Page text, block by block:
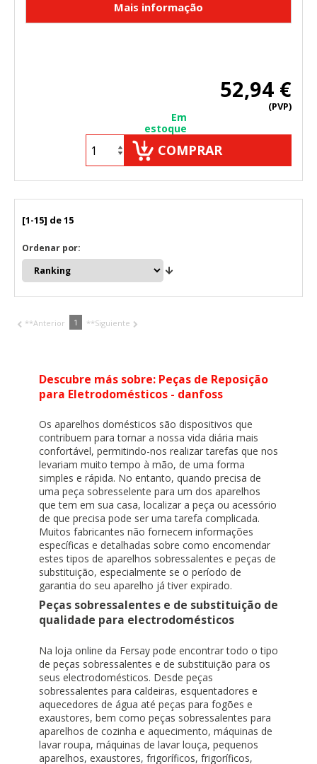
52,94 €
(PVP)
Em
estoque
COMPRAR
[1-15] de 15
Ordenar por:
**Anterior 1 **Siguiente
Descubre más sobre: Peças de Reposição
para Eletrodomésticos - danfoss
Os aparelhos domésticos são dispositivos que
contribuem para tornar a nossa vida diária mais
confortável, permitindo-nos realizar tarefas que nos
levariam muito tempo à mão, de uma forma
simples e rápida. No entanto, quando precisa de
uma peça sobresselente para um dos aparelhos
que tem em sua casa, localizar a peça ou acessório
de que precisa pode ser uma tarefa complicada.
Muitos fabricantes não fornecem informações
específicas e detalhadas sobre como encomendar
estes tipos de aparelhos sobressalentes e peças de
substituição, especialmente se o período de
garantia do seu aparelho já tiver expirado.
Peças sobressalentes e de substituição de
qualidade para electrodomésticos
Na loja online da Fersay pode encontrar todo o tipo
de peças sobressalentes e de substituição para os
seus electrodomésticos. Desde peças
sobressalentes para caldeiras, esquentadores e
aquecedores de água até peças para fogões e
exaustores, bem como peças sobressalentes para
aparelhos de cozinha e aquecimento, máquinas de
lavar roupa, máquinas de lavar louça, pequenos
aparelhos, exaustores, frigoríficos, frigoríficos,